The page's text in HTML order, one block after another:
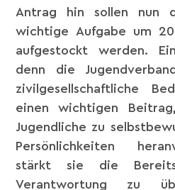
Antrag hin sollen nun
wichtige Aufgabe um
aufgestockt werden.
denn die
zivilgesellschaftliche
einen wichtigen
Jugendliche zu
Persönlichkeiten
stärkt sie die
Verantwortung zu